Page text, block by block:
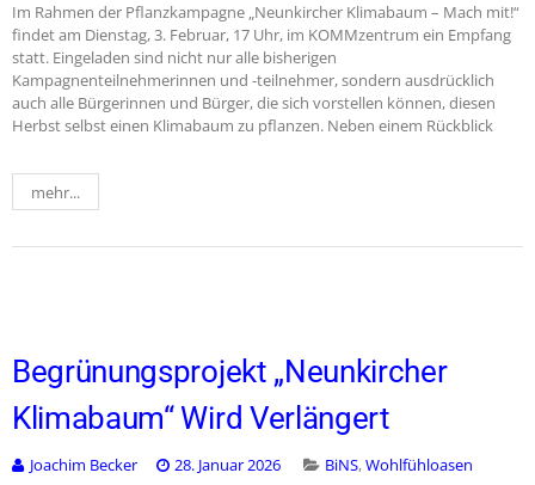
Im Rahmen der Pflanzkampagne „Neunkircher Klimabaum – Mach mit!“
findet am Dienstag, 3. Februar, 17 Uhr, im KOMMzentrum ein Empfang
statt. Eingeladen sind nicht nur alle bisherigen
Kampagnenteilnehmerinnen und -teilnehmer, sondern ausdrücklich
auch alle Bürgerinnen und Bürger, die sich vorstellen können, diesen
Herbst selbst einen Klimabaum zu pflanzen. Neben einem Rückblick
mehr...
Begrünungsprojekt „Neunkircher
Klimabaum“ Wird Verlängert
Joachim Becker 28. Januar 2026 BiNS,Wohlfühloasen